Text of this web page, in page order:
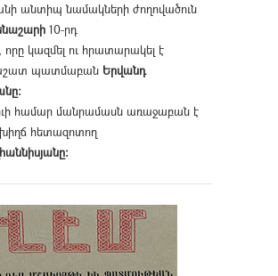
անտիպ նամակների ժողովածուն
10-րդ
կազմել ու հրատարակել է
պատմաբան Երվանդ
համար մանրամասն առաջաբան է
հետազոտող